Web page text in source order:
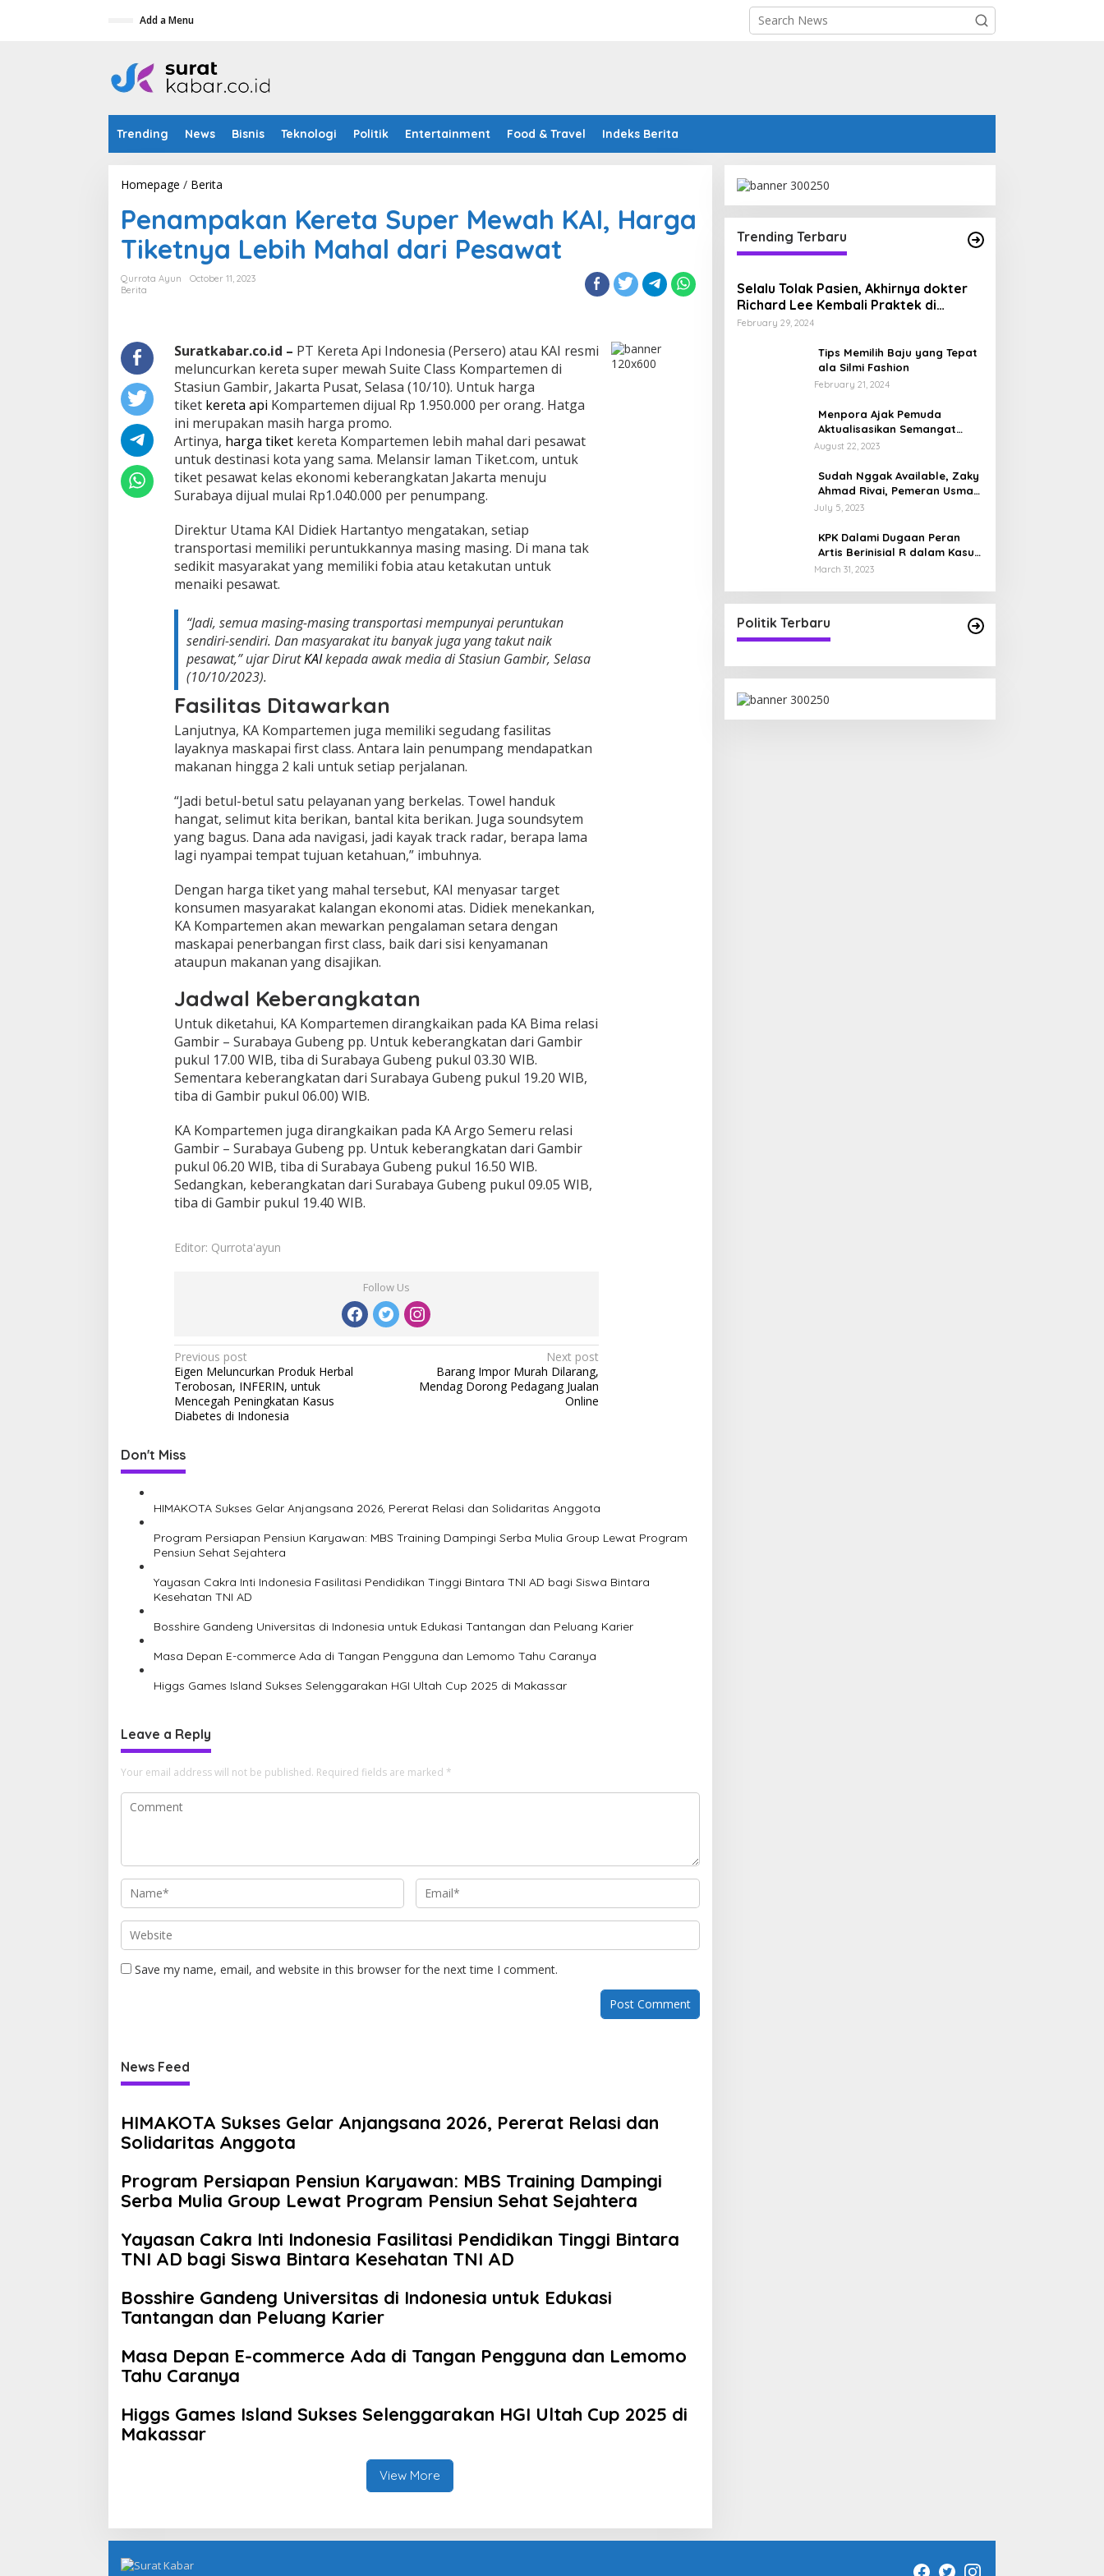
Add a Menu
Trending News Bisnis Teknologi Politik Entertainment Food & Travel Indeks Berita
Homepage / Berita
n
a
m
p
a
e
e
t
a
S
u
p
e
r
M
w
a
h
K
A
H
a
r
g
a
T
i
k
e
t
n
a
L
e
b
i
M
a
h
a
l
d
r
P
e
s
a
w
a
Penampakan Kereta Super Mewah KAI, Harga
Tiketnya Lebih Mahal dari Pesawat
Qurrota Ayun
October 11, 2023
Berita
Suratkabar.co.id – PT Kereta Api Indonesia (Persero) atau KAI resmi
meluncurkan kereta super mewah Suite Class Kompartemen di
Stasiun Gambir, Jakarta Pusat, Selasa (10/10). Untuk harga
tiket kereta api Kompartemen dijual Rp 1.950.000 per orang. Hatga
ini merupakan masih harga promo.
Artinya, harga tiketkereta Kompartemen lebih mahal dari pesawat
untuk destinasi kota yang sama. Melansir laman Tiket.com, untuk
tiket pesawat kelas ekonomi keberangkatan Jakarta menuju
Surabaya dijual mulai Rp1.040.000 per penumpang.
Direktur Utama KAI Didiek Hartantyo mengatakan, setiap
transportasi memiliki peruntukkannya masing masing. Di mana tak
sedikit masyarakat yang memiliki fobia atau ketakutan untuk
menaiki pesawat.
“Jadi, semua masing-masing transportasi mempunyai peruntukan
sendiri-sendiri. Dan masyarakat itu banyak juga yang takut naik
pesawat,” ujar DirutKAIkepada awak media di Stasiun Gambir, Selasa
(10/10/2023).
Fasilitas Ditawarkan
Lanjutnya, KA Kompartemen juga memiliki segudang fasilitas
layaknya maskapai first class. Antara lain penumpang mendapatkan
makanan hingga 2 kali untuk setiap perjalanan.
“Jadi betul-betul satu pelayanan yang berkelas. Towel handuk
hangat, selimut kita berikan, bantal kita berikan. Juga soundsytem
yang bagus. Dana ada navigasi, jadi kayak track radar, berapa lama
lagi nyampai tempat tujuan ketahuan,” imbuhnya.
Dengan harga tiket yang mahal tersebut, KAI menyasar target
konsumen masyarakat kalangan ekonomi atas. Didiek menekankan,
KA Kompartemen akan mewarkan pengalaman setara dengan
maskapai penerbangan first class, baik dari sisi kenyamanan
ataupun makanan yang disajikan.
Jadwal Keberangkatan
Untuk diketahui, KA Kompartemen dirangkaikan pada KA Bima relasi
Gambir – Surabaya Gubeng pp. Untuk keberangkatan dari Gambir
pukul 17.00 WIB, tiba di Surabaya Gubeng pukul 03.30 WIB.
Sementara keberangkatan dari Surabaya Gubeng pukul 19.20 WIB,
tiba di Gambir pukul 06.00) WIB.
KA Kompartemen juga dirangkaikan pada KA Argo Semeru relasi
Gambir – Surabaya Gubeng pp. Untuk keberangkatan dari Gambir
pukul 06.20 WIB, tiba di Surabaya Gubeng pukul 16.50 WIB.
Sedangkan, keberangkatan dari Surabaya Gubeng pukul 09.05 WIB,
tiba di Gambir pukul 19.40 WIB.
Editor: Qurrota'ayun
Follow Us
P
o
s
t
n
a
v
i
g
t
o
n
Previous post
Eigen Meluncurkan Produk Herbal
Terobosan, INFERIN, untuk
Mencegah Peningkatan Kasus
Diabetes di Indonesia
Next post
Barang Impor Murah Dilarang,
Mendag Dorong Pedagang Jualan
Online
Don't Miss
HIMAKOTA Sukses Gelar Anjangsana 2026, Pererat Relasi dan Solidaritas Anggota
Program Persiapan Pensiun Karyawan: MBS Training Dampingi Serba Mulia Group Lewat Program
Pensiun Sehat Sejahtera
Yayasan Cakra Inti Indonesia Fasilitasi Pendidikan Tinggi Bintara TNI AD bagi Siswa Bintara
Kesehatan TNI AD
Bosshire Gandeng Universitas di Indonesia untuk Edukasi Tantangan dan Peluang Karier
Masa Depan E-commerce Ada di Tangan Pengguna dan Lemomo Tahu Caranya
Higgs Games Island Sukses Selenggarakan HGI Ultah Cup 2025 di Makassar
Leave a Reply
Your email address will not be published. Required fields are marked *
Save my name, email, and website in this browser for the next time I comment.
News Feed
HIMAKOTA Sukses Gelar Anjangsana 2026, Pererat Relasi dan
Solidaritas Anggota
Program Persiapan Pensiun Karyawan: MBS Training Dampingi
Serba Mulia Group Lewat Program Pensiun Sehat Sejahtera
Yayasan Cakra Inti Indonesia Fasilitasi Pendidikan Tinggi Bintara
TNI AD bagi Siswa Bintara Kesehatan TNI AD
Bosshire Gandeng Universitas di Indonesia untuk Edukasi
Tantangan dan Peluang Karier
Masa Depan E-commerce Ada di Tangan Pengguna dan Lemomo
Tahu Caranya
Higgs Games Island Sukses Selenggarakan HGI Ultah Cup 2025 di
Makassar
View More
Trending Terbaru
Selalu Tolak Pasien, Akhirnya dokter
Richard Lee Kembali Praktek di
Opening Athena Batam
February 29, 2024
Tips Memilih Baju yang Tepat
ala Silmi Fashion
February 21, 2024
Menpora Ajak Pemuda
Aktualisasikan Semangat
Pramuka
August 22, 2023
Sudah Nggak Available, Zaky
Ahmad Rivai, Pemeran Usman
di Film 5 Penjuru Masjid,
Kembar
July 5, 2023
KPK Dalami Dugaan Peran
Artis Berinisial R dalam Kasus
Pencucian Uang Rafael Alun
March 31, 2023
Politik Terbaru